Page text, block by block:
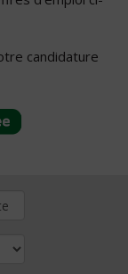
candidature